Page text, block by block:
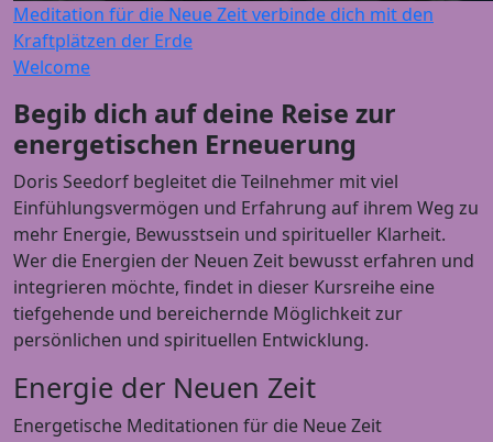
Meditation für die Neue Zeit verbinde dich mit den
Kraftplätzen der Erde
Welcome
Begib dich auf deine Reise zur
energetischen Erneuerung
Doris Seedorf begleitet die Teilnehmer mit viel
Einfühlungsvermögen und Erfahrung auf ihrem Weg zu
mehr Energie, Bewusstsein und spiritueller Klarheit.
Wer die Energien der Neuen Zeit bewusst erfahren und
integrieren möchte, findet in dieser Kursreihe eine
tiefgehende und bereichernde Möglichkeit zur
persönlichen und spirituellen Entwicklung.
Energie der Neuen Zeit
Energetische Meditationen für die Neue Zeit